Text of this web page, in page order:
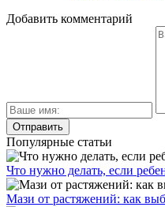
Добавить комментарий
Популярные статьи
Что нужно делать, если
Мази от растяжений: как